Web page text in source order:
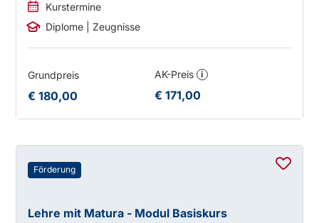
Kurstermine
Diplome | Zeugnisse
Grundpreis
€ 180,00
AK-Preis i
€ 171,00
Förderung
Lehre mit Matura - Modul Basiskurs